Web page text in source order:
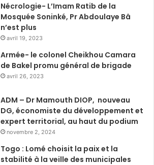
Nécrologie- L’Imam Ratib de la
Mosquée Soninké, Pr Abdoulaye Bâ
n’est plus
avril 19, 2023
Armée- le colonel Cheikhou Camara
de Bakel promu général de brigade
avril 26, 2023
ADM – Dr Mamouth DIOP, nouveau
DG, économiste du développement et
expert territorial, au haut du podium
novembre 2, 2024
Togo : Lomé choisit la paix et la
stabilité à la veille des municipales